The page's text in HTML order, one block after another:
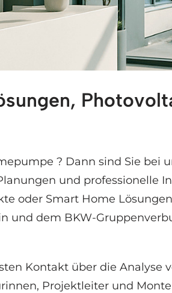
Wärmepumpe,
? Dann sind Sie bei
und professionelle
oder Smart Home
und dem BKW-
Kontakt über die
Projektleiter und